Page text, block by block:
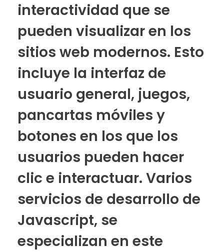
interactividad que se
pueden visualizar en los
sitios web modernos. Esto
incluye la interfaz de
usuario general, juegos,
pancartas móviles y
botones en los que los
usuarios pueden hacer
clic e interactuar. Varios
servicios de desarrollo de
Javascript, se
especializan en este